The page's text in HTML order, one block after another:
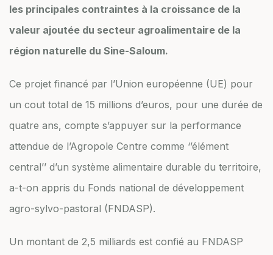
les principales contraintes à la croissance de la
valeur ajoutée du secteur agroalimentaire de la
région naturelle du Sine-Saloum.
Ce projet financé par l’Union européenne (UE) pour
un cout total de 15 millions d’euros, pour une durée de
quatre ans, compte s’appuyer sur la performance
attendue de l’Agropole Centre comme ‘’élément
central’’ d’un système alimentaire durable du territoire,
a-t-on appris du Fonds national de développement
agro-sylvo-pastoral (FNDASP).
Un montant de 2,5 milliards est confié au FNDASP